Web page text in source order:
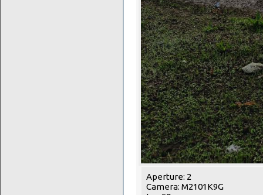
Aperture: 2
Camera: M2101K9G